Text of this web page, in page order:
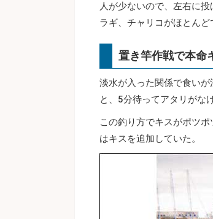
人が少ないので、左右に
ラギ、チャリコがほとんど
置き竿作戦で本命
淡水が入った関係で食い
と、5分待ってアタリがな
この釣り方でキスがポツ
はキスを追加していた。